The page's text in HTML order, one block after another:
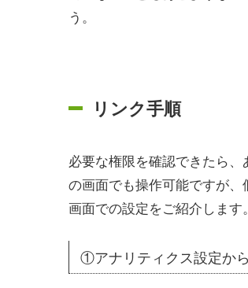
う。
リンク手順
必要な権限を確認できたら
の画面でも操作可能ですが
画面での設定をご紹介します。
①アナリティクス設定か